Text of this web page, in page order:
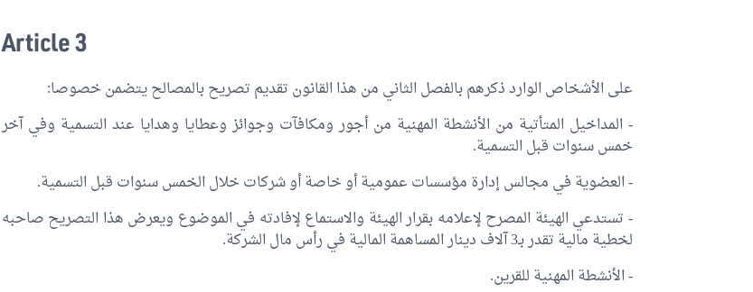
Article 3
على الأشخاص الوارد ذكرهم بالفصل الثاني من هذا القانون تقديم تصريح بالمصالح يتضمن خصوصا:
- المداخيل المتأتية من الأنشطة المهنية من أجور ومكافآت وجوائز وعطايا وهدايا عند التسمية وفي آخر
خمس سنوات قبل التسمية.
- العضوية في مجالس إدارة مؤسسات عمومية أو خاصة أو شركات خلال الخمس سنوات قبل التسمية.
- تستدعي الهيئة المصرح لإعلامه بقرار الهيئة والاستماع لإفادته في الموضوع ويعرض هذا التصريح صاحبه
لخطية مالية تقدر بـ3 آلاف دينار المساهمة المالية في رأس مال الشركة.
- الأنشطة المهنية للقرين.